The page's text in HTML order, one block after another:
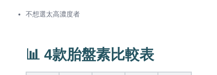
不想選太高濃度者
📊 4款胎盤素比較表